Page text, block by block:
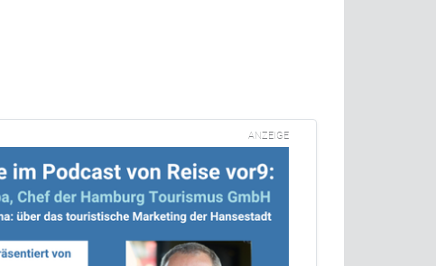
ANZEIGE